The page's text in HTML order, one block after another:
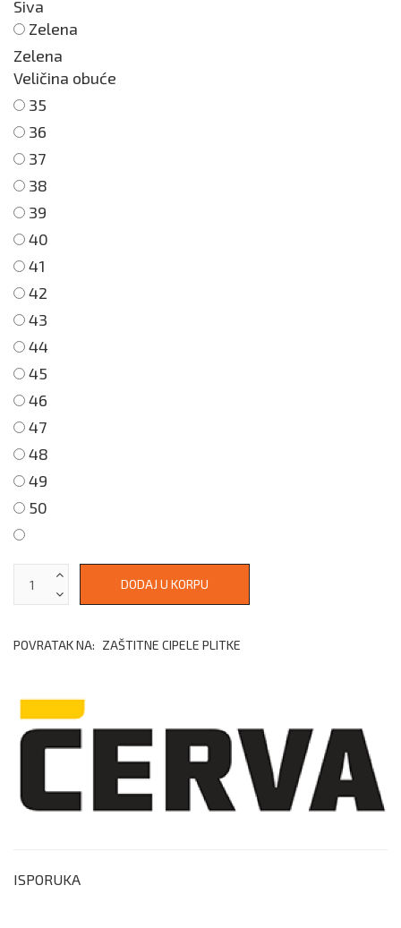
Siva
Zelena
Zelena
Veličina obuće
35
36
37
38
39
40
41
42
43
44
45
46
47
48
49
50
POVRATAK NA: ZAŠTITNE CIPELE PLITKE
ISPORUKA